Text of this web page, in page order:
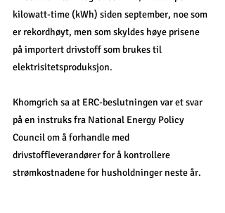
kilowatt-time (kWh) siden september, noe som
er rekordhøyt, men som skyldes høye prisene
på importert drivstoff som brukes til
elektrisitetsproduksjon.
Khomgrich sa at ERC-beslutningen var et svar
på en instruks fra National Energy Policy
Council om å forhandle med
drivstoffleverandører for å kontrollere
strømkostnadene for husholdninger neste år.